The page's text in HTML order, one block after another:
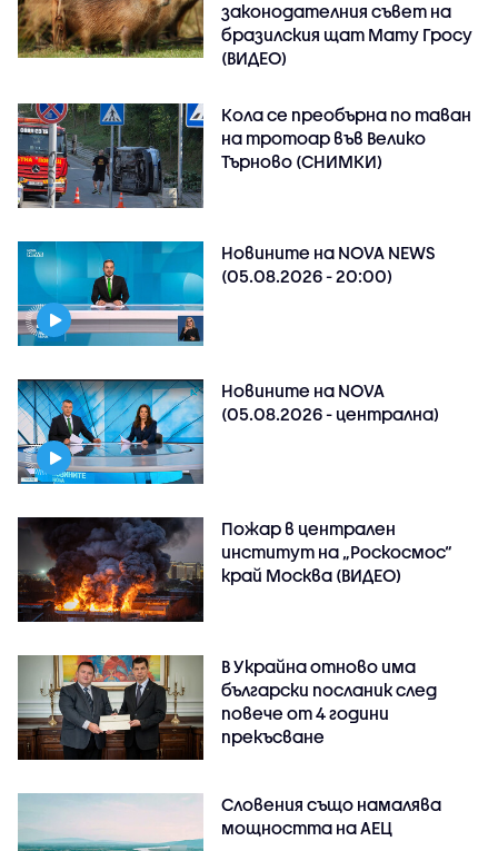
законодателния съвет на
бразилския щат Мату Гросу
(ВИДЕО)
Кола се преобърна по таван
на тротоар във Велико
Търново (СНИМКИ)
Новините на NOVA NEWS
(05.08.2026 - 20:00)
Новините на NOVA
(05.08.2026 - централна)
Пожар в централен
институт на „Роскосмос“
край Москва (ВИДЕО)
В Украйна отново има
български посланик след
повече от 4 години
прекъсване
Словения също намалява
мощността на АЕЦ